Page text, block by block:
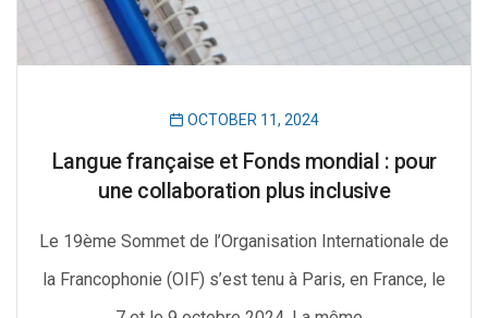
OCTOBER 11, 2024
Langue française et Fonds mondial : pour
une collaboration plus inclusive
Le 19ème Sommet de l’Organisation Internationale de
la Francophonie (OIF) s’est tenu à Paris, en France, le